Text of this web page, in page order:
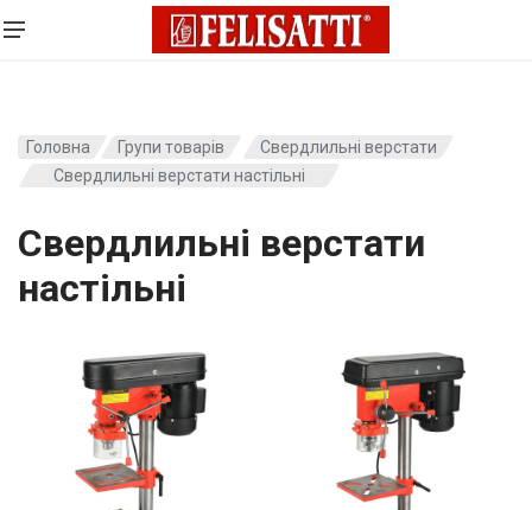
Головна Групи товарів
Свердлильні верстати
Свердлильні верстати настільні
Свердлильні верстати
настільні